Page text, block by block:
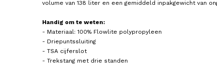
volume van 138 liter en een gemiddeld inpakgewicht van
Handig om te weten:
- Materiaal: 100% Flowlite polypropyleen
- Driepuntssluiting
- TSA cijferslot
- Trekstang met drie standen